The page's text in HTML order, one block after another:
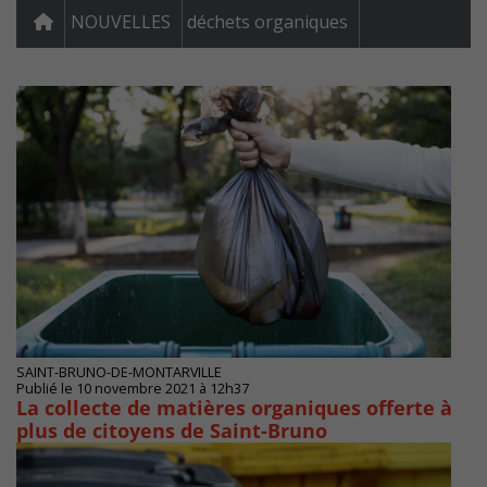
NOUVELLES déchets organiques
SAINT-BRUNO-DE-MONTARVILLE
Publié le 10 novembre 2021 à 12h37
La collecte de matières organiques offerte à
plus de citoyens de Saint-Bruno